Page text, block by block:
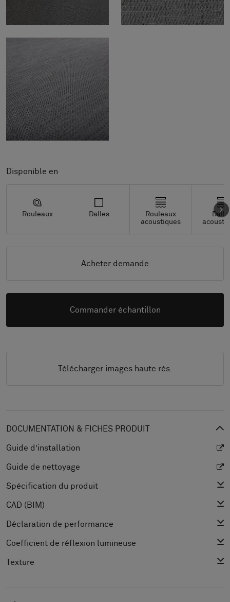
Disponible en
Rouleaux Dalles
Rouleaux
acoustiques
Acheter demande
Commander échantillon
Télécharger images haute rés.
DOCUMENTATION & FICHES PRODUIT
Guide d’installation
Guide de nettoyage
Spécification du produit
CAD (BIM)
Déclaration de performance
Coefficient de réflexion lumineuse
Texture